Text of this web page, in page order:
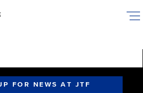
FOR NEWS AT JTF